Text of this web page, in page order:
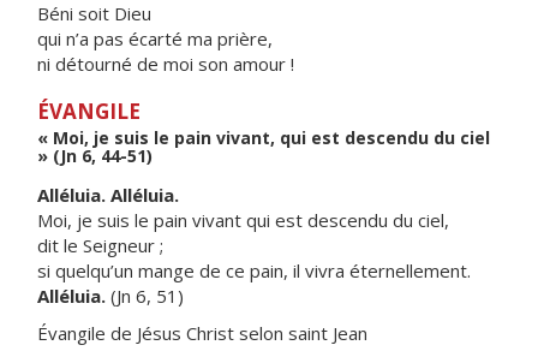
Béni soit Dieu
qui n’a pas écarté ma prière,
ni détourné de moi son amour !
ÉVANGILE
« Moi, je suis le pain vivant, qui est descendu du ciel
» (Jn 6, 44-51)
Alléluia. Alléluia.
Moi, je suis le pain vivant qui est descendu du ciel,
dit le Seigneur ;
si quelqu’un mange de ce pain, il vivra éternellement.
Alléluia. (Jn 6, 51)
Évangile de Jésus Christ selon saint Jean